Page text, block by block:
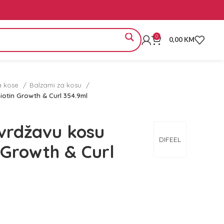
0 0,00 KM
kose
Balzami za kosu
Growth & Curl 354.9ml
DIFEEL
kosu
& Curl